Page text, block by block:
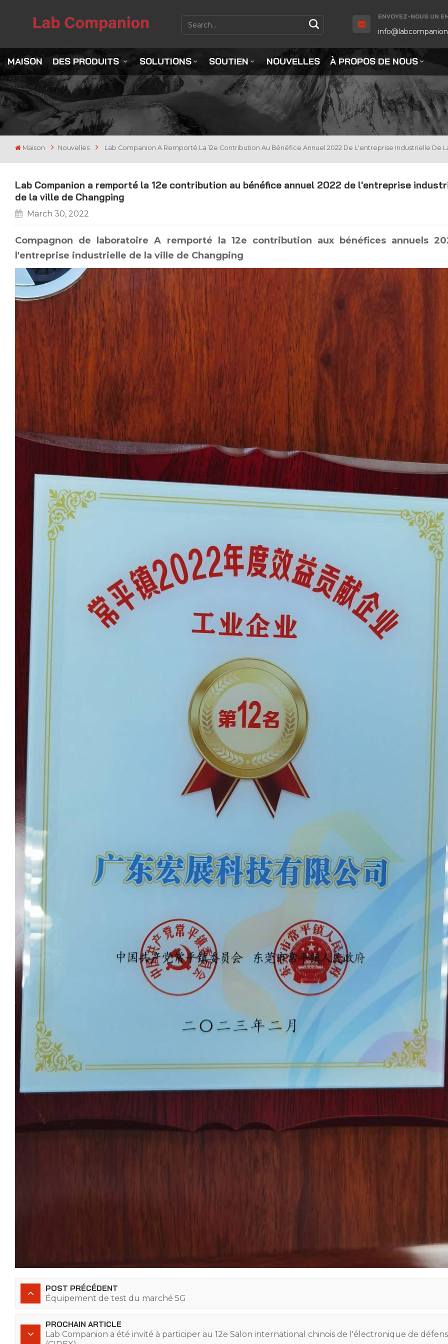
ENVOYEZ-NOUS UN
MAISON DES PRODUITS SOLUTIONS SOUTIEN NOUVELLES À PROPOS DE NOUS
Maison Nouvelles Lab Companion A Remporté La 12e Contribution Au Bénéfice Annuel 2022 De L'entreprise Industrielle De
Lab Companion a remporté la 12e contribution au bénéfice annuel 2022 de l'entreprise
de la ville de Changping
March 30, 2022
Compagnon de laboratoire A remporté la 12e contribution aux bénéfices annuels
l'entreprise industrielle de la ville de Changping
POST PRÉCÉDENT
Équipement de test du marché 5G
PROCHAIN ARTICLE
Lab Companion a été invité à participer au 12e Salon international chinois de l'électronique de